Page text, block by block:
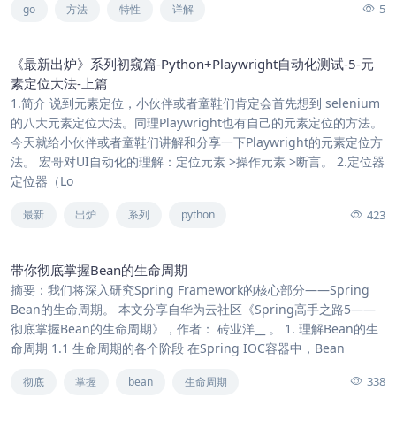
go 方法 特性 详解 5
《最新出炉》系列初窥篇-Python+Playwright自动化测试-5-元
素定位大法-上篇
1.简介 说到元素定位，小伙伴或者童鞋们肯定会首先想到 selenium
的八大元素定位大法。同理Playwright也有自己的元素定位的方法。
今天就给小伙伴或者童鞋们讲解和分享一下Playwright的元素定位方
法。 宏哥对UI自动化的理解：定位元素 >操作元素 >断言。 2.定位器
定位器（Lo
最新 出炉 系列 python 423
带你彻底掌握Bean的生命周期
摘要：我们将深入研究Spring Framework的核心部分——Spring
Bean的生命周期。 本文分享自华为云社区《Spring高手之路5——
彻底掌握Bean的生命周期》，作者： 砖业洋__ 。 1. 理解Bean的生
命周期 1.1 生命周期的各个阶段 在Spring IOC容器中，Bean
彻底 掌握 bean 生命周期 338